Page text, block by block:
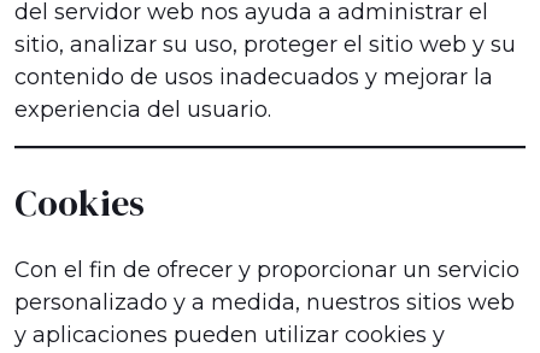
del servidor web nos ayuda a administrar el
sitio, analizar su uso, proteger el sitio web y su
contenido de usos inadecuados y mejorar la
experiencia del usuario.
Cookies
Con el fin de ofrecer y proporcionar un servicio
personalizado y a medida, nuestros sitios web
y aplicaciones pueden utilizar cookies y